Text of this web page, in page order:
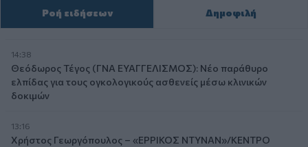
Ροή ειδήσεων Δημοφιλή
14:38
Θεόδωρος Τέγος (ΓΝΑ ΕΥΑΓΓΕΛΙΣΜΟΣ): Νέο παράθυρο
ελπίδας για τους ογκολογικούς ασθενείς μέσω κλινικών
δοκιμών
13:16
Χρήστος Γεωργόπουλος – «ΕΡΡΙΚΟΣ ΝΤΥΝΑΝ»/ΚΕΝΤΡΟ